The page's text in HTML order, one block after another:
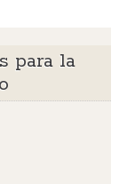
para la